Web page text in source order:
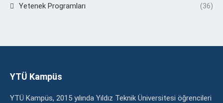
Yetenek Programları (36)
YTÜ Kampüs
YTÜ Kampüs, 2015 yılında Yıldız Teknik Üniversitesi öğrencileri